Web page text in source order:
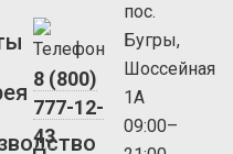
8 (800)
777-12-
43
пос.
Бугры,
Шоссейная
1А
09:00–